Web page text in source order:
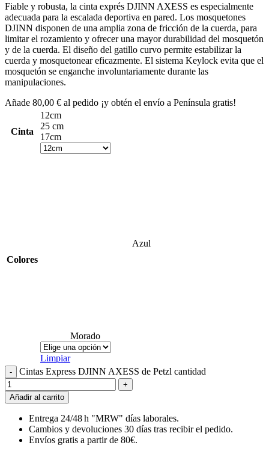
Fiable y robusta, la cinta exprés DJINN AXESS es especialmente
adecuada para la escalada deportiva en pared. Los mosquetones
DJINN disponen de una amplia zona de fricción de la cuerda, para
limitar el rozamiento y ofrecer una mayor durabilidad del mosquetón
y de la cuerda. El diseño del gatillo curvo permite estabilizar la
cuerda y mosquetonear eficazmente. El sistema Keylock evita que el
mosquetón se enganche involuntariamente durante las
manipulaciones.
Añade 80,00 € al pedido ¡y obtén el envío a Península gratis!
Cinta
12cm
25 cm
17cm
Colores
Azul
Morado
Limpiar
Cintas Express DJINN AXESS de Petzl cantidad
Añadir al carrito
Entrega 24/48 h "MRW" días laborales.
Cambios y devoluciones 30 días tras recibir el pedido.
Envíos gratis a partir de 80€.